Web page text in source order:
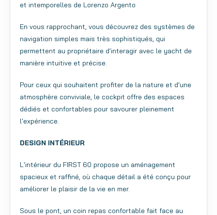
et intemporelles de Lorenzo Argento
En vous rapprochant, vous découvrez des systèmes de
navigation simples mais très sophistiqués, qui
permettent au propriétaire d'interagir avec le yacht de
manière intuitive et précise.
Pour ceux qui souhaitent profiter de la nature et d'une
atmosphère conviviale, le cockpit offre des espaces
dédiés et confortables pour savourer pleinement
l'expérience.
DESIGN INTÉRIEUR
L'intérieur du FIRST 60 propose un aménagement
spacieux et raffiné, où chaque détail a été conçu pour
améliorer le plaisir de la vie en mer.
Sous le pont, un coin repas confortable fait face au